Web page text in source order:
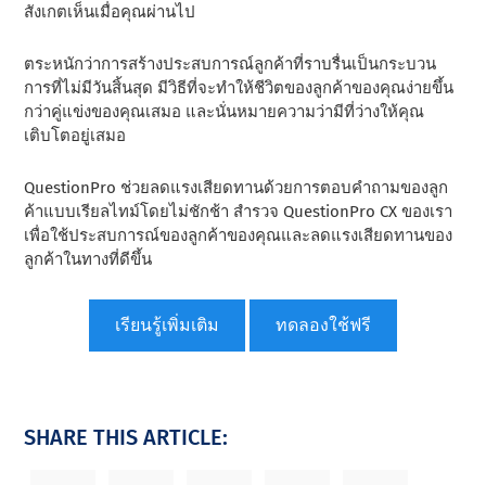
สังเกตเห็นเมื่อคุณผ่านไป
ตระหนักว่าการสร้างประสบการณ์ลูกค้าที่ราบรื่นเป็นกระบวน
การที่ไม่มีวันสิ้นสุด มีวิธีที่จะทําให้ชีวิตของลูกค้าของคุณง่ายขึ้น
กว่าคู่แข่งของคุณเสมอ และนั่นหมายความว่ามีที่ว่างให้คุณ
เติบโตอยู่เสมอ
QuestionPro ช่วยลดแรงเสียดทานด้วยการตอบคําถามของลูก
ค้าแบบเรียลไทม์โดยไม่ชักช้า สํารวจ QuestionPro CX ของเรา
เพื่อใช้ประสบการณ์ของลูกค้าของคุณและลดแรงเสียดทานของ
ลูกค้าในทางที่ดีขึ้น
เรียนรู้เพิ่มเติม ทดลองใช้ฟรี
SHARE THIS ARTICLE: